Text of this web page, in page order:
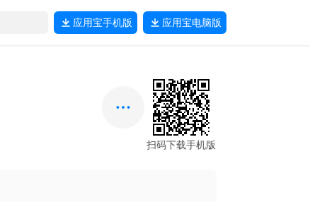
应用宝手机版 应用宝电脑版
扫码下载手机版